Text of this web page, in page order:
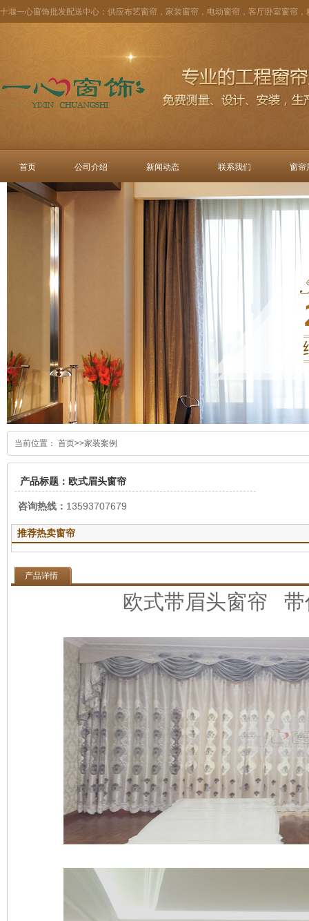
十堰一心窗饰批发配送中心：供应布艺窗帘，家装窗帘，电动窗帘，客厅卧室窗帘
首页 公司介绍 新闻动态 联系我们 窗帘
当前位置： 首页>>家装案例
产品标题：欧式眉头窗帘
咨询热线： 13593707679
推荐热卖窗帘
产品详情
欧式带眉头窗帘 带